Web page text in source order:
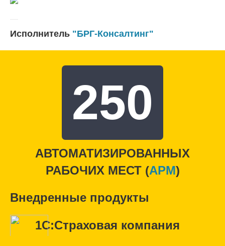
Исполнитель "БРГ-Консалтинг"
250
АВТОМАТИЗИРОВАННЫХ
РАБОЧИХ МЕСТ (APM)
Внедренные продукты
1С:Страховая компания